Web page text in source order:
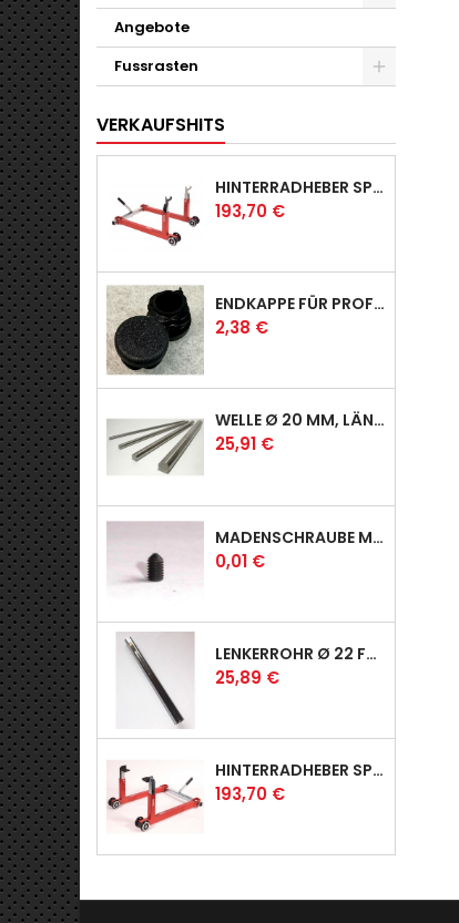
Angebote
Fussrasten
VERKAUFSHITS
HINTERRADHEBER SPORT MIT KLAUEN-AUFNAHMEN
Preis
193,70 €
ENDKAPPE FÜR PROFI & RACER
Preis
2,38 €
WELLE Ø 20 MM, LÄNGE 390 MM
Preis
25,91 €
MADENSCHRAUBE MIT SPITZE
Preis
0,01 €
LENKERROHR Ø 22 FÜR PROFI & RACER
Preis
25,89 €
HINTERRADHEBER SPORT MIT UNIVERSAL-AUFNAHMEN
Preis
193,70 €